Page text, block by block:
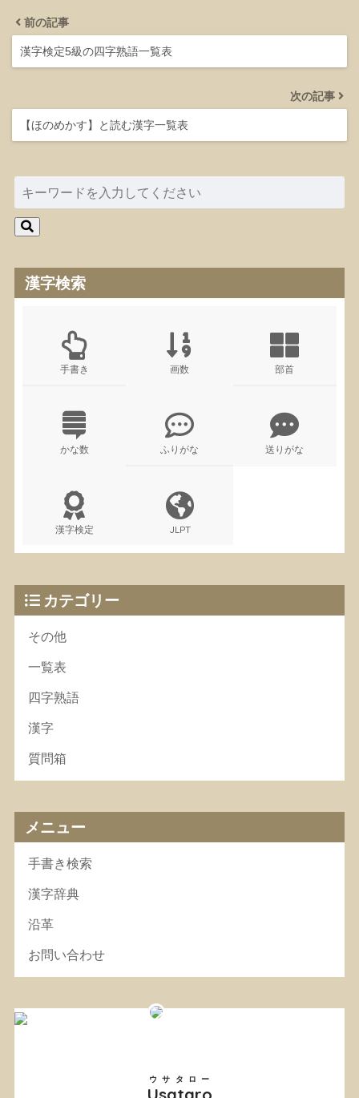
前の記事
漢字検定5級の四字熟語一覧表
次の記事
【ほのめかす】と読む漢字一覧表
漢字検索
手書き 画数 部首
かな数 ふりがな 送りがな
漢字検定 JLPT
カテゴリー
その他
一覧表
四字熟語
漢字
質問箱
メニュー
手書き検索
漢字辞典
沿革
お問い合わせ
ウサタロー